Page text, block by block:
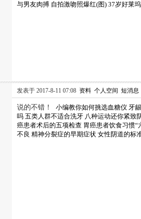
与男友肉搏 自拍激吻照爆红(图) 37岁好莱
发表于 2017-8-11 07:08 资料 个人空间 短消息
说的不错！ 小编教你如何挑选血糖仪 牙
吗 五类人群不适合洗牙 八种运动还你紧致
癌患者术后的五项检查 胃癌患者饮食习惯“
不良 精神分裂症的早期症状 女性阴道的标